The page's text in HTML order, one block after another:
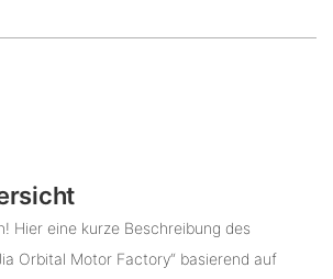
Hier eine kurze Beschreibung des
Orbital Motor Factory“ basierend auf